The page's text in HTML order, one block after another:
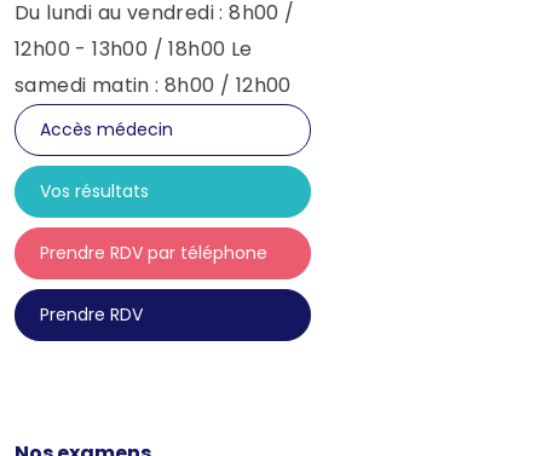
Du lundi au vendredi : 8h00 /
12h00 - 13h00 / 18h00 Le
samedi matin : 8h00 / 12h00
Accès médecin
Vos résultats
Prendre RDV par téléphone
Prendre RDV